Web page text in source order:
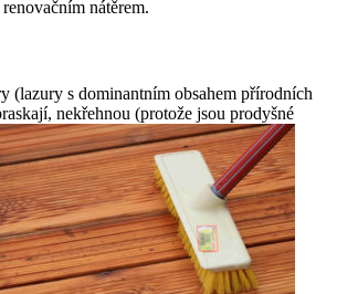
nátěrem.
(lazury s dominantním obsahem přírodních
nekřehnou (protože jsou prodyšné